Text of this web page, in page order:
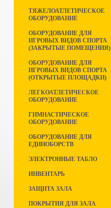
ТЯЖЕЛОАТЛЕТИЧЕСКОЕ
ОБОРУДОВАНИЕ
ОБОРУДОВАНИЕ ДЛЯ
ИГРОВЫХ ВИДОВ СПОРТА
(ЗАКРЫТЫЕ ПОМЕЩЕНИЯ)
ОБОРУДОВАНИЕ ДЛЯ
ИГРОВЫХ ВИДОВ СПОРТА
(ОТКРЫТЫЕ ПЛОЩАДКИ)
ЛЕГКОАТЛЕТИЧЕСКОЕ
ОБОРУДОВАНИЕ
ГИМНАСТИЧЕСКОЕ
ОБОРУДОВАНИЕ
ОБОРУДОВАНИЕ ДЛЯ
ЕДИНОБОРСТВ
ЭЛЕКТРОННЫЕ ТАБЛО
ИНВЕНТАРЬ
ЗАЩИТА ЗАЛА
ПОКРЫТИЯ ДЛЯ ЗАЛА